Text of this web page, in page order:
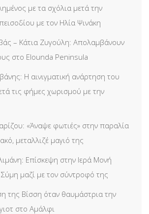
με τα σχόλια μετά την
με τον Ηλία Ψινάκη
– Κάτια Ζυγούλη: Απολαμβάνουν
στο Elounda Peninsula
Η αινιγματική ανάρτηση του
τις φήμες χωρισμού με την
«Άναψε φωτιές» στην παραλία
μεταλλιζέ μαγιό της
Επίσκεψη στην Ιερά Μονή
μαζί με τον σύντροφό της
της Βίσση όταν θαυμάστρια την
στο Αμάλφι